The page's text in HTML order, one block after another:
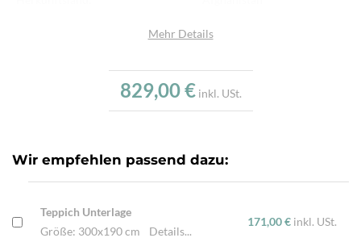
Mehr Details
829,00 € inkl. USt.
Wir empfehlen passend dazu:
Teppich Unterlage
Größe: 300x190 cm
Details...
171,00 € inkl. USt.